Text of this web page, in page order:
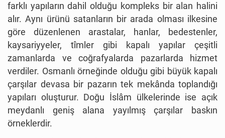
farklı yapıların dahil olduğu kompleks bir alan halini
alır. Aynı ürünü satanların bir arada olması ilkesine
göre düzenlenen arastalar, hanlar, bedestenler,
kaysariyyeler, tîmler gibi kapalı yapılar çeşitli
zamanlarda ve coğrafyalarda pazarlarda hizmet
verdiler. Osmanlı örneğinde olduğu gibi büyük kapalı
çarşılar devasa bir pazarın tek mekânda toplandığı
yapıları oluşturur. Doğu İslâm ülkelerinde ise açık
meydanlı geniş alana yayılmış çarşılar baskın
örneklerdir.